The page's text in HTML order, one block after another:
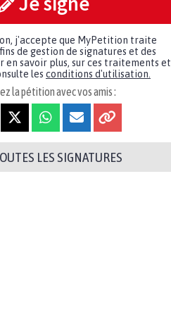
j'accepte que MyPetition traite
de gestion de signatures et des
en savoir plus, sur ces traitements et
les conditions d'utilisation.
la pétition avec vos amis :
LES SIGNATURES